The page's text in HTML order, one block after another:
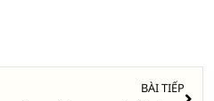
BÀI TIẾP